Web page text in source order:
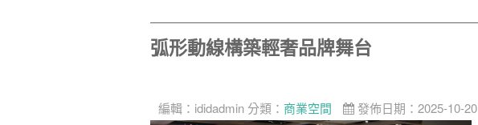
弧形動線構築輕奢品牌舞台
編輯： ididadmin 分類： 商業空間 發佈日期：2025-10-20